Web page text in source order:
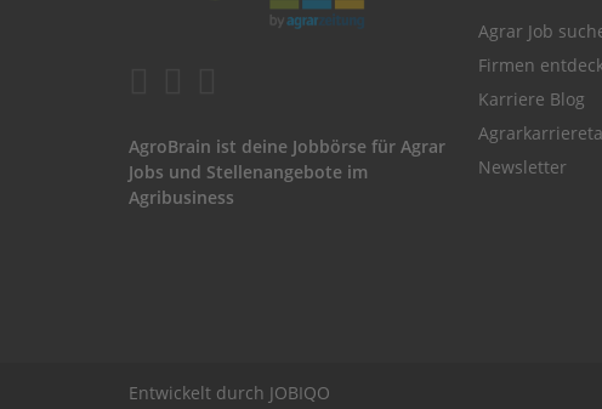
AgroBrain ist deine Jobbörse für Agrar
Jobs und Stellenangebote im
Agribusiness
Agrar Job
Firmen
Karriere Blog
Newsletter
Entwickelt durch JOBIQO